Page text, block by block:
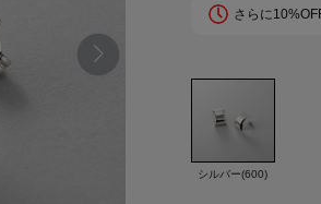
さらに
シルバー(600)